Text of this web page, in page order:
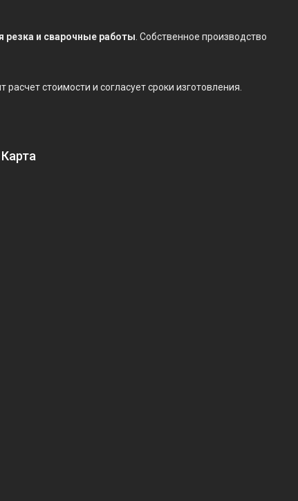
резка и сварочные работы . Собственное производство
стоимости и согласует сроки изготовления.
Карта